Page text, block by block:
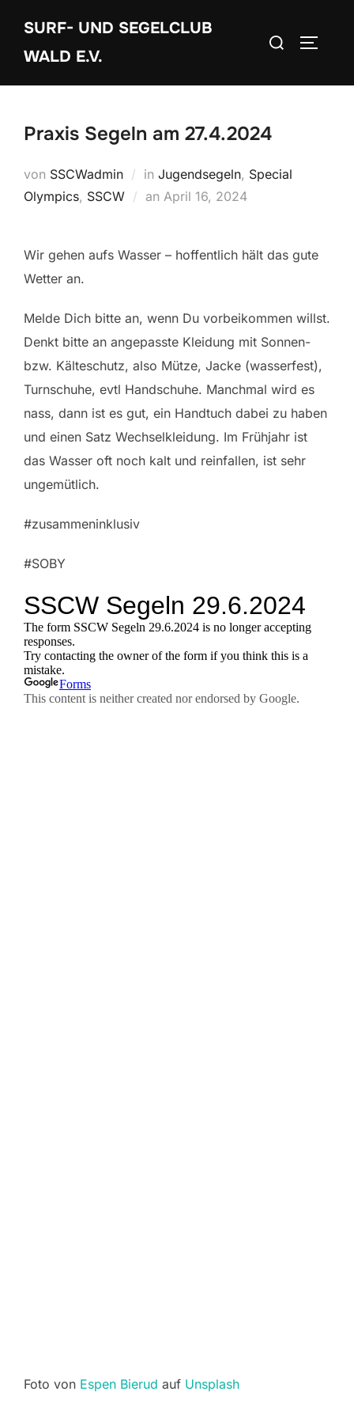
Inhalt
springen
SURF- UND SEGELCLUB
WALD E.V.
Suchen
Praxis Segeln am 27.4.2024
von SSCWadmin in Jugendsegeln, Special
Olympics, SSCW an Veröffentlicht
April 16, 2024
Wir gehen aufs Wasser – hoffentlich hält das gute
Wetter an.
Melde Dich bitte an, wenn Du vorbeikommen willst.
Denkt bitte an angepasste Kleidung mit Sonnen-
bzw. Kälteschutz, also Mütze, Jacke (wasserfest),
Turnschuhe, evtl Handschuhe. Manchmal wird es
nass, dann ist es gut, ein Handtuch dabei zu haben
und einen Satz Wechselkleidung. Im Frühjahr ist
das Wasser oft noch kalt und reinfallen, ist sehr
ungemütlich.
#zusammeninklusiv
#SOBY
Foto von Espen Bierud auf Unsplash